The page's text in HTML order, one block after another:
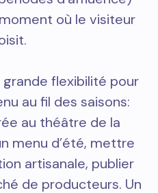
où le visiteur
flexibilité pour
au fil des saisons:
au théâtre de la
menu d’été, mettre
artisanale, publier
de producteurs. Un